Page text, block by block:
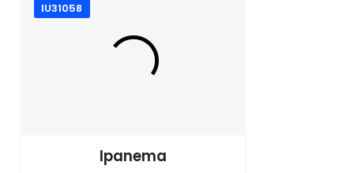
IU31058
Ipanema